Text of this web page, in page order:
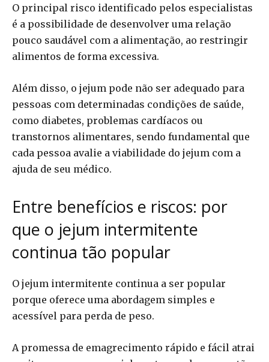
O principal risco identificado pelos especialistas
é a possibilidade de desenvolver uma relação
pouco saudável com a alimentação, ao restringir
alimentos de forma excessiva.
Além disso, o jejum pode não ser adequado para
pessoas com determinadas condições de saúde,
como diabetes, problemas cardíacos ou
transtornos alimentares, sendo fundamental que
cada pessoa avalie a viabilidade do jejum com a
ajuda de seu médico.
Entre benefícios e riscos: por
que o jejum intermitente
continua tão popular
O jejum intermitente continua a ser popular
porque oferece uma abordagem simples e
acessível para perda de peso.
A promessa de emagrecimento rápido e fácil atrai